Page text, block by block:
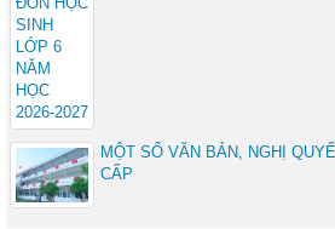
MỘT SỐ VĂN BẢN, NGHỊ
CẤP